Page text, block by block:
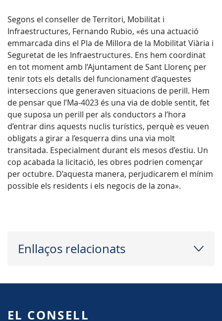
Segons el conseller de Territori, Mobilitat i
Infraestructures, Fernando Rubio, «és una actuació
emmarcada dins el Pla de Millora de la Mobilitat Viària i
Seguretat de les Infraestructures. Ens hem coordinat
en tot moment amb l’Ajuntament de Sant Llorenç per
tenir tots els detalls del funcionament d’aquestes
interseccions que generaven situacions de perill. Hem
de pensar que l’Ma-4023 és una via de doble sentit, fet
que suposa un perill per als conductors a l’hora
d’entrar dins aquests nuclis turístics, perquè es veuen
obligats a girar a l’esquerra dins una via molt
transitada. Especialment durant els mesos d’estiu. Un
cop acabada la licitació, les obres podrien començar
per octubre. D’aquesta manera, perjudicarem el mínim
possible els residents i els negocis de la zona».
Enllaços relacionats
EL CONSELL